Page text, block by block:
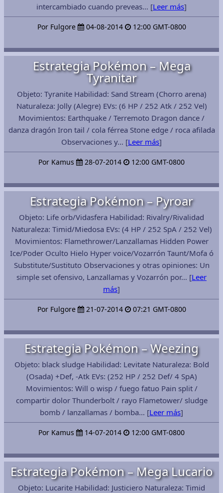
intercambiado cuando preveas… [Leer más]
Por Fulgore 04-08-2014 12:00 GMT-0800
Estrategia Pokémon – Mega
Tyranitar
Objeto: Tyranite Habilidad: Sand Stream (Chorro arena)
Naturaleza: Jolly (Alegre) EVs: (6 HP / 252 Atk / 252 Vel)
Movimientos: Earthquake / Terremoto Dragon dance /
danza dragón Iron tail / cola férrea Stone edge / roca afilada
Observaciones y… [Leer más]
Por Kamus 28-07-2014 12:00 GMT-0800
Estrategia Pokémon – Pyroar
Objeto: Life orb/Vidasfera Habilidad: Rivalry/Rivalidad
Naturaleza: Timid/Miedosa EVs: (4 HP / 252 SpA / 252 Vel)
Movimientos: Flamethrower/Lanzallamas Hidden Power
Ice/Poder Oculto Hielo Hyper voice/Vozarrón Taunt/Mofa ó
Substitute/Sustituto Observaciones y otras opiniones: Un
simple set ofensivo, Lanzallamas y Vozarrón por… [Leer
más]
Por Fulgore 21-07-2014 07:21 GMT-0800
Estrategia Pokémon – Weezing
Objeto: black sludge Habilidad: Levitate Naturaleza: Bold
(Osada) +Def, -Atk EVs: (252 HP / 252 Def/ 4 SpA)
Movimientos: Will o wisp / fuego fatuo Pain split /
compartir dolor Thunderbolt / rayo Flametower/ sludge
bomb / lanzallamas / bomba… [Leer más]
Por Kamus 14-07-2014 12:00 GMT-0800
Estrategia Pokémon – Mega Lucario
Objeto: Lucarite Habilidad: Justiciero Naturaleza: Timid